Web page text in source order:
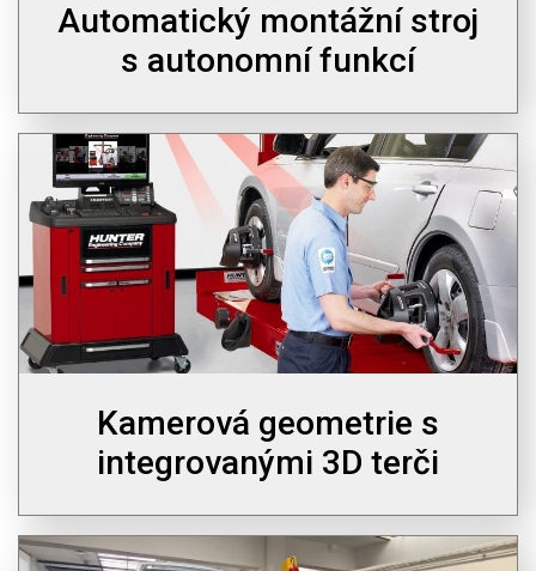
Automatický montážní stroj
s autonomní funkcí
Kamerová geometrie s
integrovanými 3D terči